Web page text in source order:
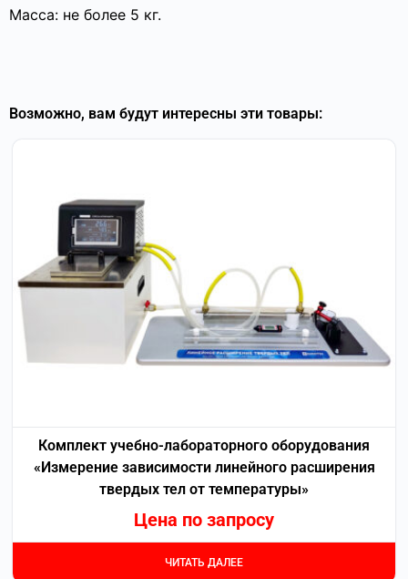
Масса: не более 5 кг.
Возможно, вам будут интересны эти товары:
Комплект учебно-лабораторного оборудования
«Измерение зависимости линейного расширения
твердых тел от температуры»
Цена по запросу
ЧИТАТЬ ДАЛЕЕ